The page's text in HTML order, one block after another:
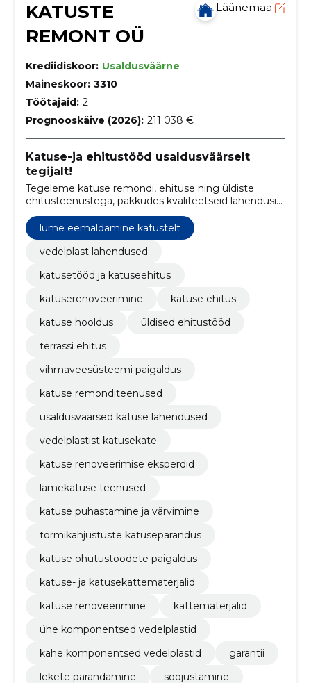
KATUSTE
REMONT OÜ
Läänemaa
Krediidiskoor: Usaldusväärne
Maineskoor: 3310
Töötajaid: 2
Prognooskäive (2026): 211 038 €
Katuse-ja ehitustööd usaldusväärselt
tegijalt!
Tegeleme katuse remondi, ehituse ning üldiste
ehitusteenustega, pakkudes kvaliteetseid lahendusi
ja turvalisust koduomanikele.
lume eemaldamine katustelt
vedelplast lahendused
katusetööd ja katuseehitus
katuserenoveerimine
katuse ehitus
katuse hooldus
üldised ehitustööd
terrassi ehitus
vihmaveesüsteemi paigaldus
katuse remonditeenused
usaldusväärsed katuse lahendused
vedelplastist katusekate
katuse renoveerimise eksperdid
lamekatuse teenused
katuse puhastamine ja värvimine
tormikahjustuste katuseparandus
katuse ohutustoodete paigaldus
katuse- ja katusekattematerjalid
katuse renoveerimine
kattematerjalid
ühe komponentsed vedelplastid
kahe komponentsed vedelplastid
garantii
lekete parandamine
soojustamine